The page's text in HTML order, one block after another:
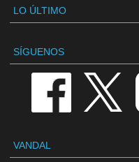
LO ÚLTIMO
SÍGUENOS
VANDAL